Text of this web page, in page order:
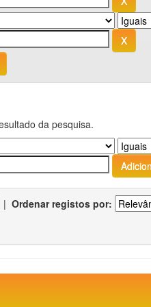
da pesquisa.
| Ordenar registos por: